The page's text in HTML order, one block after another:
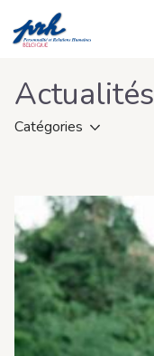
au
Actualités
Catégories